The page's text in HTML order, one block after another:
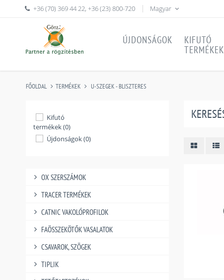
+36 (70) 369 44 22,+36 (23) 800-720 Magyar
ÚJDONSÁGOK
KIFUTÓ
TERMÉKEK
FŐOLDAL TERMÉKEK U-SZEGEK - BLISZTERES
Kifutó
termékek (0)
Újdonságok (0)
OX SZERSZÁMOK
TRACER TERMÉKEK
CATNIC VAKOLÓPROFILOK
FAÖSSZEKÖTŐK VASALATOK
CSAVAROK, SZÖGEK
TIPLIK